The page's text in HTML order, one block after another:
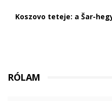
Koszovo teteje: a Šar-
RÓLAM